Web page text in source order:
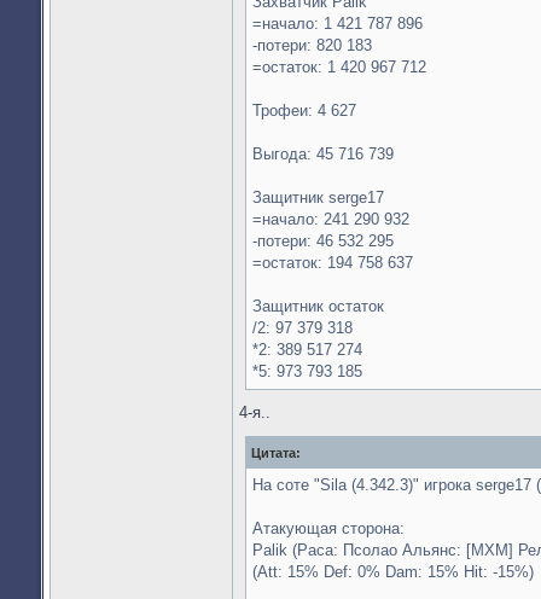
=начало: 1 421 787 896
-потери: 820 183
=остаток: 1 420 967 712
Трофеи: 4 627
Выгода: 45 716 739
Защитник serge17
=начало: 241 290 932
-потери: 46 532 295
=остаток: 194 758 637
Защитник остаток
/2: 97 379 318
*2: 389 517 274
*5: 973 793 185
4-я..
Цитата:
На соте "Sila (4.342.3)" игрока
Атакующая сторона:
Palik (Раса: Псолао Альянс: [MXM]
(Att: 15% Def: 0% Dam: 15% Hit: -15%)